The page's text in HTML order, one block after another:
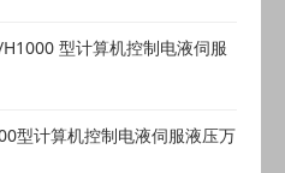
型计算机控制电液伺服
型计算机控制电液伺服液压万